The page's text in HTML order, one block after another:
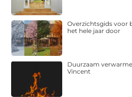
Overzichtsgids voor
het hele jaar door
Duurzaam
Vincent